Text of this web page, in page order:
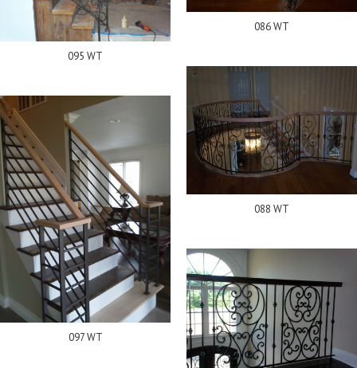
095 WT
097 WT
086 WT
088 WT